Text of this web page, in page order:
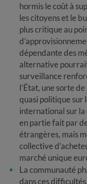
hormis le coût à
les citoyens et le
plus critique au
dépendante des
alternative
surveillance
l’État, une sorte
quasi politique sur
international sur la
en partie fait par
étrangères, mais
collective
marché unique
La communauté
dans ces